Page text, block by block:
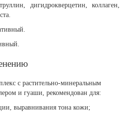
дигидрокверцетин, коллаген,
с растительно-минеральным
и гуаши, рекомендован для:
выравнивания тона кожи;